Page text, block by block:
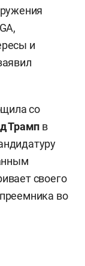
и
со
Трамп в
своего
во